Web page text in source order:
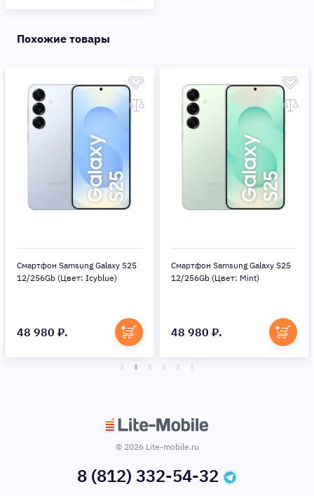
Похожие товары
Смартфон Samsung Galaxy S25
12/256Gb (Цвет: Icyblue)
48 980 ₽.
Смартфон Samsung Galaxy S25
12/256Gb (Цвет: Mint)
48 980 ₽.
© 2026 Lite-mobile.ru
8 (812) 332-54-32